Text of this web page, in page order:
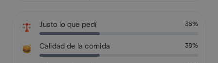
Justo lo que pedí 38%
Calidad de la comida 38%